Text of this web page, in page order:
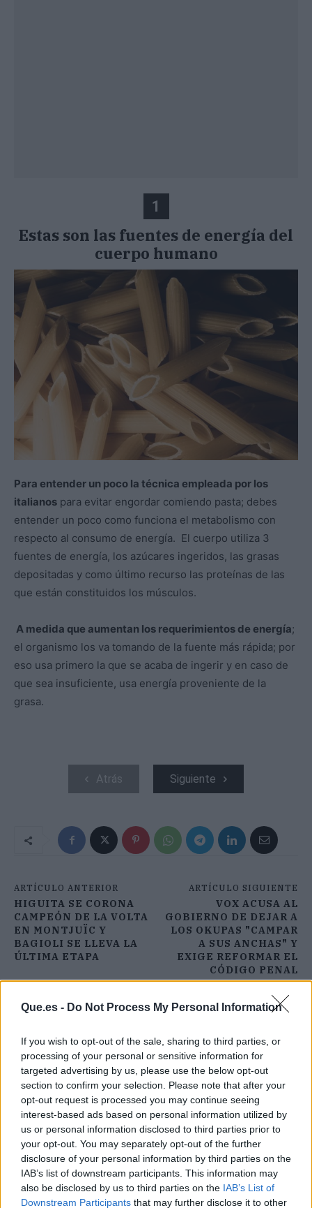
Que.es - Do Not Process My Personal Information
If you wish to opt-out of the sale, sharing to third parties, or
processing of your personal or sensitive information for
targeted advertising by us, please use the below opt-out
section to confirm your selection. Please note that after your
opt-out request is processed you may continue seeing
interest-based ads based on personal information utilized by
us or personal information disclosed to third parties prior to
your opt-out. You may separately opt-out of the further
disclosure of your personal information by third parties on the
IAB’s list of downstream participants. This information may
also be disclosed by us to third parties on the IAB’s List of
Downstream Participants that may further disclose it to other
1
Estas son las fuentes de energía del
cuerpo humano
Para entender un poco la técnica empleada por los
italianos para evitar engordar comiendo pasta; debes
entender un poco como funciona el metabolismo con
respecto al consumo de energía. El cuerpo utiliza 3
fuentes de energía, los azúcares ingeridos, las grasas
depositadas y como último recurso las proteínas de las
que están constituidos los músculos.
A medida que aumentan los requerimientos de energía;
el organismo los va tomando de la fuente más rápida; por
eso usa primero la que se acaba de ingerir y en caso de
que sea insuficiente, usa energía proveniente de la
grasa.
Atrás Siguiente
ARTÍCULO ANTERIOR
HIGUITA SE CORONA
CAMPEÓN DE LA VOLTA
EN MONTJUÏC Y
BAGIOLI SE LLEVA LA
ÚLTIMA ETAPA
ARTÍCULO SIGUIENTE
VOX ACUSA AL
GOBIERNO DE DEJAR A
LOS OKUPAS "CAMPAR
A SUS ANCHAS" Y
EXIGE REFORMAR EL
CÓDIGO PENAL